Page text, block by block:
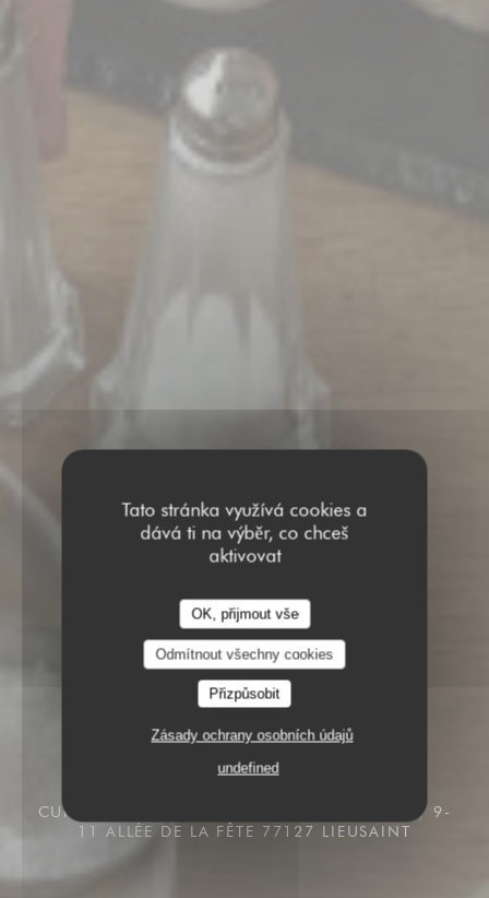
Tato stránka využívá cookies a
dává ti na výběr, co chceš
aktivovat
OK, přijmout vše
Odmítnout všechny cookies
Přizpůsobit
Zásady ochrany osobních údajů
undefined
CUISINE BIENVEILLANTE & BAR CONVIVIAL
9-
11 ALLÉE DE LA FÊTE 77127 LIEUSAINT